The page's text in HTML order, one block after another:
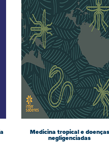
Medicina tropical e doenças
negligenciadas